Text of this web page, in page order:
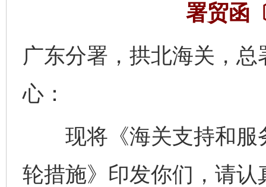
署贸函
广东分署，拱北海关，
心：
现将《海关支持和服
轮措施》印发你们，请认